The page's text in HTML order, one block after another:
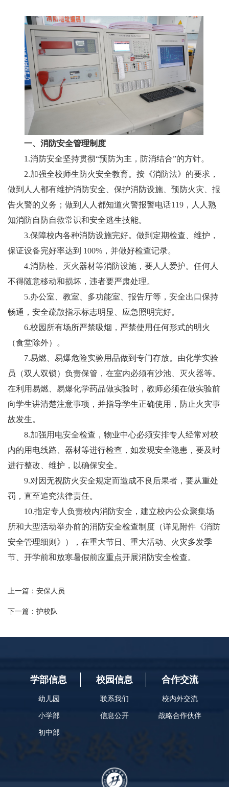
一、消防安全管理制度
1 .消防安全坚持贯彻“预防为主，防消结合”的方针。
2.加强全校师生防火安全教育。按《消防法》的要求，
做到人人都有维护消防安全、保护消防设施、预防火灾、报
告火警的义务；做到人人都知道火警报警电话119，人人熟
知消防自防自救常识和安全逃生技能。
3.保障校内各种消防设施完好。做到定期检查、维护，
保证设备完好率达到 100%，并做好检查记录。
4.消防栓、灭火器材等消防设施，要人人爱护。任何人
不得随意移动和损坏，违者要严肃处理。
5.办公室、教室、多功能室、报告厅等，安全出口保持
畅通，安全疏散指示标志明显、应急照明完好。
6.校园所有场所严禁吸烟，严禁使用任何形式的明火
（食堂除外）。
7.易燃、易爆危险实验用品做到专门存放。由化学实验
员（双人双锁）负责保管，在室内必须有沙池、灭火器等。
在利用易燃、易爆化学药品做实验时，教师必须在做实验前
向学生讲清楚注意事项，并指导学生正确使用，防止火灾事
故发生。
8.加强用电安全检查，物业中心必须安排专人经常对校
内的用电线路、器材等进行检查，如发现安全隐患，要及时
进行整改、维护， 以确保安全。
9.对因无视防火安全规定而造成不良后果者，要从重处
罚，直至追究法律责任。
10.指定专人负责校内消防安全，建立校内公众聚集场
所和大型活动举办前的消防安全检查制度（详见附件《消防
安全管理细则》）， 在重大节日、重大活动、火灾多发季
节、开学前和放寒暑假前应重点开展消防安全检查。
上一篇： ​安保人员
下一篇： ​护校队
学部信息
幼儿园
小学部
初中部
校园信息
联系我们
信息公开
合作交流
校内外交流
战略合作伙伴